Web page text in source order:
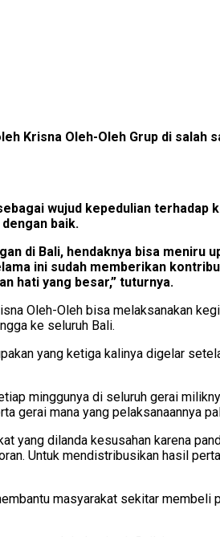
Krisna Oleh-Oleh Grup di salah
wujud kepedulian terhadap
baik.
di Bali, hendaknya bisa meniru
ini sudah memberikan
hati yang besar,” tuturnya.
Oleh-Oleh bisa melaksanakan
ke seluruh Bali.
yang ketiga kalinya digelar
minggunya di seluruh gerai
gerai mana yang pelaksanaannya
yang dilanda kesusahan karena
Untuk mendistribusikan hasil
masyarakat sekitar membeli